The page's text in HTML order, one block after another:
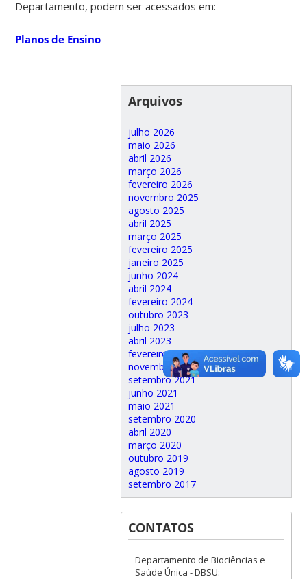
Departamento, podem ser acessados em:
Planos de Ensino
Arquivos
julho 2026
maio 2026
abril 2026
março 2026
fevereiro 2026
novembro 2025
agosto 2025
abril 2025
março 2025
fevereiro 2025
janeiro 2025
junho 2024
abril 2024
fevereiro 2024
outubro 2023
julho 2023
abril 2023
fevereiro 2023
novembro 2022
setembro 2021
junho 2021
maio 2021
setembro 2020
abril 2020
março 2020
outubro 2019
agosto 2019
setembro 2017
CONTATOS
Departamento de Biociências e
Saúde Única - DBSU: